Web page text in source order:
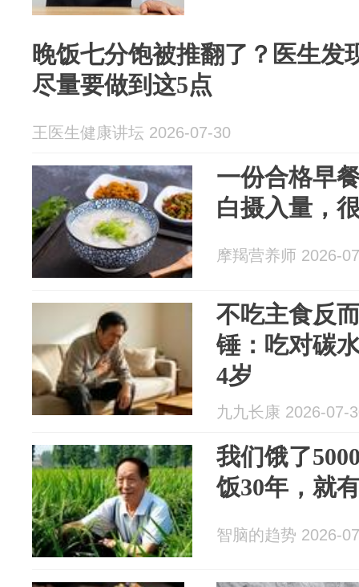
晚饭七分饱被推翻了？医生发
尽量要做到这5点
王医生健康讲坛 2026-07-30
一份合格早
白摄入量，
摩羯营养师 2026-
不吃主食反
锤：吃对碳
4岁
九九长康 2026-07-
我们饿了
饭30年，就
智脑的趋势 2026-